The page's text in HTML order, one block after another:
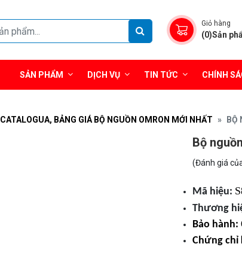
Giỏ hàng
(0)Sản
SẢN PHẨM DỊCH VỤ TIN TỨC CHÍNH
CATALOGUA, BẢNG GIÁ BỘ NGUỒN OMRON MỚI NHẤT BỘ
Bộ
(Đánh giá
Mã hiệu:
Thương
Bảo hành:
Chứng chỉ